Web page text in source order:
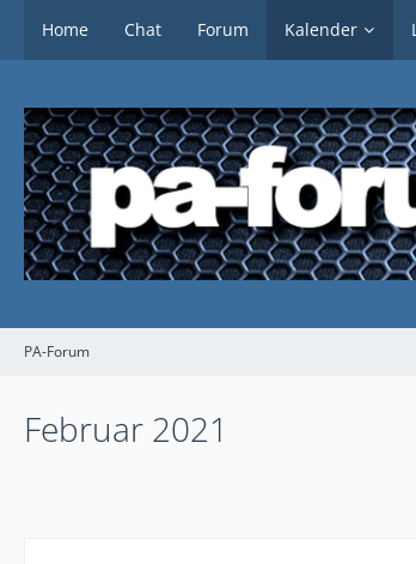
Home Chat Forum Kalender
PA-Forum
Februar 2021